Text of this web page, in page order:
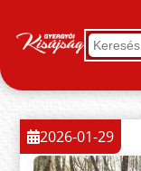
2026-01-29